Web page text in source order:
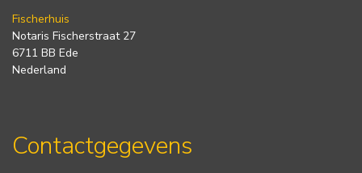
Fischerhuis
Notaris Fischerstraat 27
6711 BB Ede
Nederland
Contactgegevens